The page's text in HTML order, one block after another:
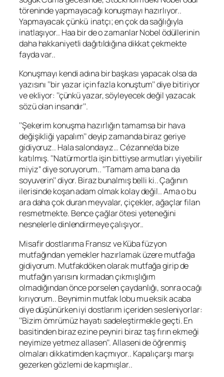
töreninde yapmayacağı konuşmayı hazırlıyor..
Yapmayacak çünkü inatçı; en çok da sağlığıyla
inatlaşıyor.. Haa bir de o zamanlar Nobel ödüllerinin
daha hakkaniyetli dağıtıldığına dikkat çekmekte
fayda var..
Konuşmayı kendi adına bir başkası yapacak olsa da
yazısını ‘’bir yazar için fazla konuştum’’ diye bitiriyor
ve ekliyor: ‘’çünkü yazar, söyleyecek değil yazacak
sözü olan insandır’’.
‘’Şekerim konuşma hazırlığın tamamsa bir hava
değişikliği yapalım’’ deyip zamanda biraz geriye
gidiyoruz.. Hala salondayız…Cézanne’da bize
katılmış. ‘’Natürmortla işin bittiyse armutları yiyebilir
miyiz’’ diye soruyorum.. ‘’Tamam ama bana da
soyuverin’’ diyor. Biraz bunalmış belli ki.. Çağının
ilerisinde koşan adam olmak kolay değil.. Ama o bu
ara daha çok duran meyvalar, çiçekler, ağaçlar filan
resmetmekte. Bence çağlar ötesi yeteneğini
nesnelerle dinlendirmeye çalışıyor..
Misafir dostlarıma Fransız ve Küba füzyon
mutfağından yemekler hazırlamak üzere mutfağa
gidiyorum. Mutfakdöken olarak mutfağa girip de
mutfağın yarısını kırmadan çıkmışlığım
olmadığından önce porselen çaydanlığı, sonra ocağı
kırıyorum.. Beynimin mutfak lobu mu eksik acaba
diye düşünürken iyi dostlarım içeriden sesleniyorlar:
‘’Bizim ömrümüz hayatı sadeleştirmekle geçti. En
basitinden biraz ezine peyniri biraz taş fırın ekmeği
neyimize yetmez allasen’’. Allaseni de öğrenmiş
olmaları dikkatimden kaçmıyor.. Kapalıçarşı marşı
gezerken gözlemi de kapmışlar..